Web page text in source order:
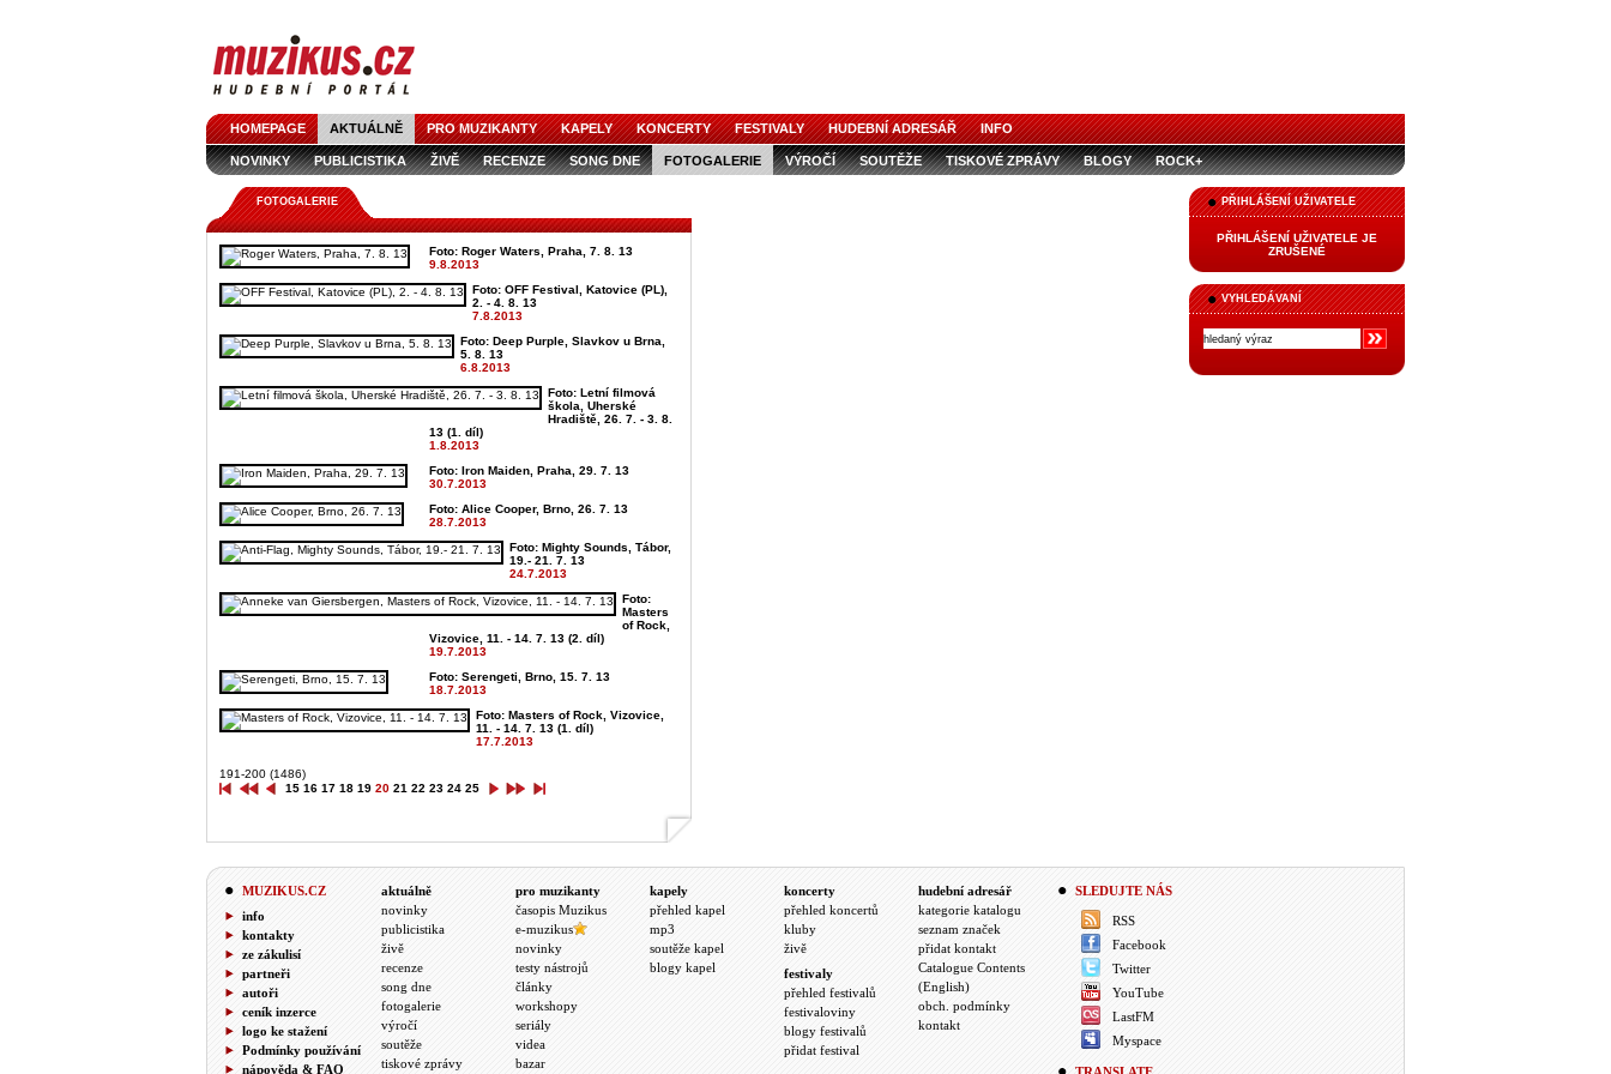
HOMEPAGE AKTUÁLNĚ PRO MUZIKANTY KAPELY KONCERTY FESTIVALY HUDEBNÍ ADRESÁŘ INFO
NOVINKY PUBLICISTIKA ŽIVĚ RECENZE SONG DNE FOTOGALERIE VÝROČÍ SOUTĚŽE TISKOVÉ ZPRÁVY BLOGY ROCK+
PŘIHLÁŠENÍ UŽIVATELE
PŘIHLÁŠENÍ UŽIVATELE JE
ZRUŠENÉ
VYHLEDÁVANÍ
FOTOGALERIE
Foto: Roger Waters, Praha, 7. 8. 13
9.8.2013
Foto: OFF Festival, Katovice (PL),
2. - 4. 8. 13
7.8.2013
Foto: Deep Purple, Slavkov u Brna,
5. 8. 13
6.8.2013
Foto: Letní filmová
škola, Uherské
Hradiště, 26. 7. - 3. 8.
13 (1. díl)
1.8.2013
Foto: Iron Maiden, Praha, 29. 7. 13
30.7.2013
Foto: Alice Cooper, Brno, 26. 7. 13
28.7.2013
Foto: Mighty Sounds, Tábor,
19.- 21. 7. 13
24.7.2013
Foto:
Masters
of Rock,
Vizovice, 11. - 14. 7. 13 (2. díl)
19.7.2013
Foto: Serengeti, Brno, 15. 7. 13
18.7.2013
Foto: Masters of Rock, Vizovice,
11. - 14. 7. 13 (1. díl)
17.7.2013
191-200 (1486)
15 16 17 18 19 20 21 22 23 24 25
MUZIKUS.CZ
info
kontakty
ze zákulisí
partneři
autoři
ceník inzerce
logo ke stažení
Podmínky používání
nápověda & FAQ
aktuálně
novinky
publicistika
živě
recenze
song dne
fotogalerie
výročí
soutěže
tiskové zprávy
pro muzikanty
časopis Muzikus
e-muzikus
novinky
testy nástrojů
články
workshopy
seriály
videa
bazar
kapely
přehled kapel
mp3
soutěže kapel
blogy kapel
koncerty
přehled koncertů
kluby
živě
festivaly
přehled festivalů
festivaloviny
blogy festivalů
přidat festival
hudební adresář
kategorie katalogu
seznam značek
přidat kontakt
Catalogue Contents
(English)
obch. podmínky
kontakt
SLEDUJTE NÁS
RSS
Facebook
Twitter
YouTube
LastFM
Myspace